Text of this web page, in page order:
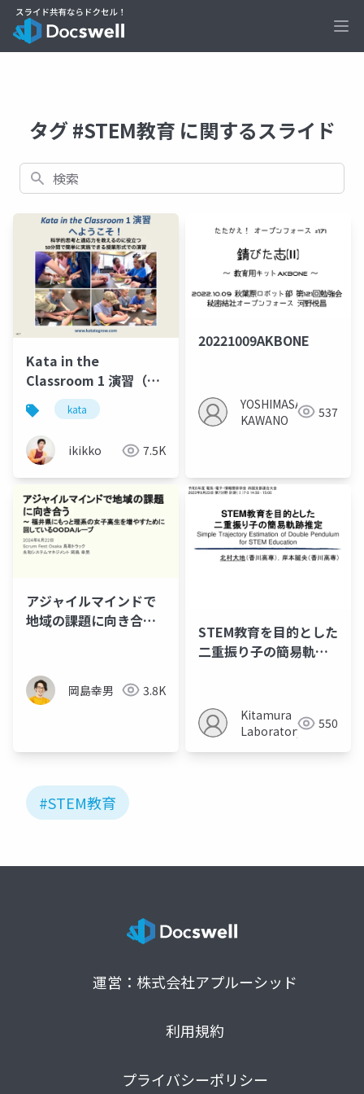
タグ #STEM教育 に関するスライド
検索
Kata in the
Classroom 1 演習（日
本語版）kata
ikikko 7.5K
20221009AKBONE
YOSHIMASA
KAWANO
537
アジャイルマインドで
地域の課題に向き合う
めに回しているOODA
ループ
岡島幸男 3.8K
STEM教育を目的とした
二重振り子の簡易軌跡
Kitamura
Laboratory
550
#STEM教育
運営：株式会社アプルーシッド
利用規約
プライバシーポリシー